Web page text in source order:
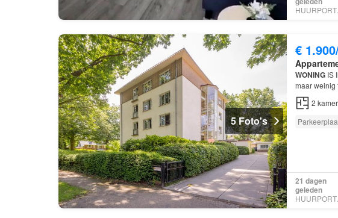
HUURPORTAAL
5 Foto's
€
WONINGIS
maar weinig
ontwikkeld
2
21 dagen
geleden
HUURPORTAAL